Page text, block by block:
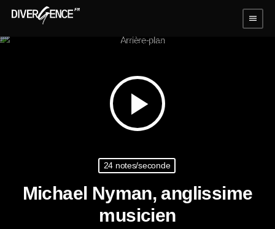
menu
play_arrow
24 notes/seconde
Michael Nyman, anglissime
musicien